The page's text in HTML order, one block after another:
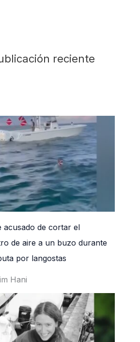
reciente
acusado de cortar el
de aire a un buzo durante
por langostas
Hani